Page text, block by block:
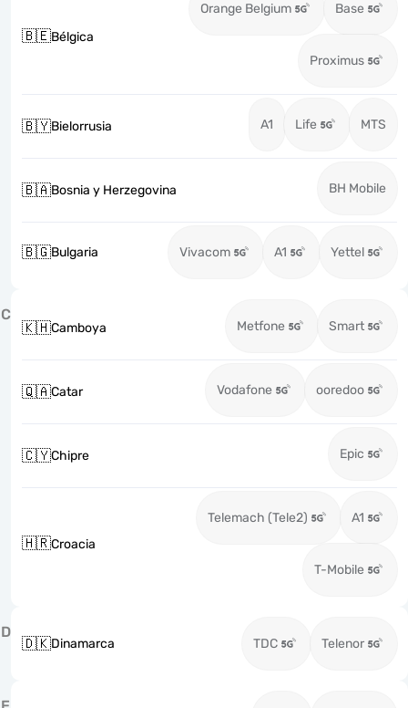
🇧🇪Bélgica
Orange Belgium Base
Proximus
🇧🇾Bielorrusia A1 Life MTS
🇧🇦Bosnia y Herzegovina BH Mobile
🇧🇬Bulgaria Vivacom A1 Yettel
C
🇰🇭Camboya Metfone Smart
🇶🇦Catar Vodafone ooredoo
🇨🇾Chipre Epic
🇭🇷Croacia
Telemach (Tele2) A1
T-Mobile
D
🇩🇰Dinamarca TDC Telenor